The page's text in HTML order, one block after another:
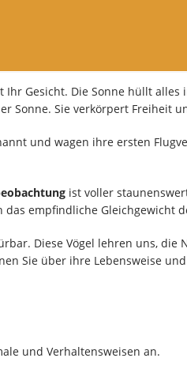
Gesicht. Die Sonne hüllt alles
Sonne. Sie verkörpert Freiheit
und wagen ihre ersten
ist voller
empfindliche Gleichgewicht
Diese Vögel lehren uns, die
Sie über ihre Lebensweise
und Verhaltensweisen an.